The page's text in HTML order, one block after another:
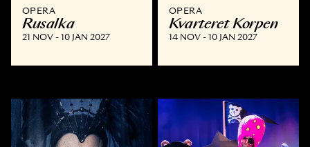
OPERA
Rusalka
21 NOV - 10 JAN 2027
OPERA
Kvarteret Korpen
14 NOV - 10 JAN 2027